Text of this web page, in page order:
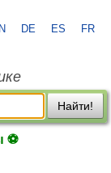
DE ES FR
Найти!
⚽